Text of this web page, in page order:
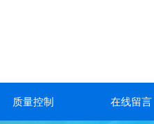
质量控制 在线留言